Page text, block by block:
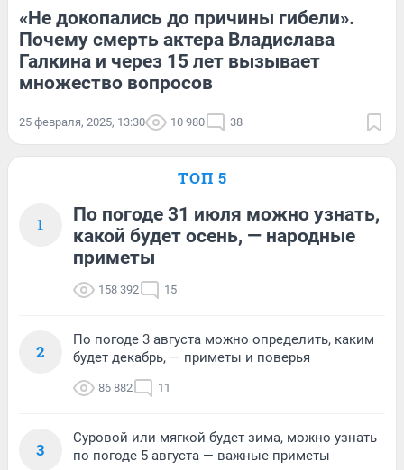
«Не докопались до причины гибели».
Почему смерть актера Владислава
Галкина и через 15 лет вызывает
множество вопросов
25 февраля, 2025, 13:30 10 980 38
ТОП 5
1
По погоде 31 июля можно узнать,
какой будет осень, — народные
приметы
158 392 15
2
По погоде 3 августа можно определить, каким
будет декабрь, — приметы и поверья
86 882 11
3
Суровой или мягкой будет зима, можно узнать
по погоде 5 августа — важные приметы